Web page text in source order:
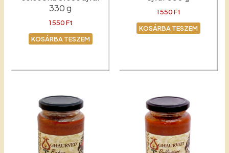
330 g
1 550Ft
KOSÁRBA TESZEM
1 550Ft
KOSÁRBA TESZEM